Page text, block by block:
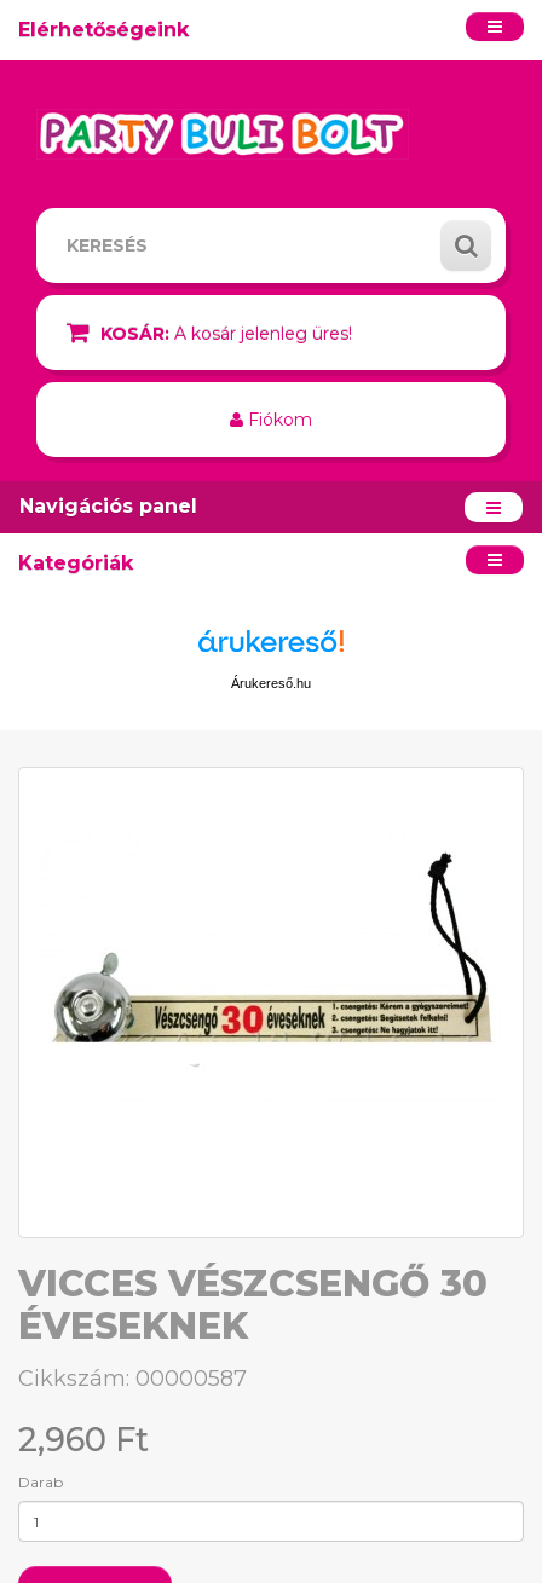
Elérhetőségeink
KOSÁR: A kosár jelenleg üres!
Fiókom
Navigációs panel
Kategóriák
Árukereső.hu
VICCES VÉSZCSENGŐ 30
ÉVESEKNEK
Cikkszám: 00000587
2,960 Ft
Darab